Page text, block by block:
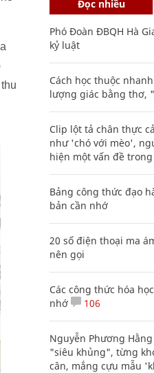
Đọc nhiều
Phó Đoàn ĐBQH Hà
kỷ luật
Cách học thuộc
lượng giác bằng thơ,
Clip lột tả chân thực
như 'chó với mèo',
hiện một vấn đề
Bảng công thức đạo
bản cần nhớ
20 số điện thoại ma
nên gọi
Các công thức hóa
nhớ
106
Nguyễn Phương
"siêu khủng", từng
cân, mắng cựu mẫu